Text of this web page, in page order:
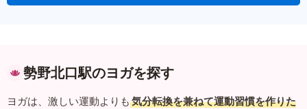
勢野北口駅のヨガを探す
ヨガは、激しい運動よりも 気分転換を兼ねて運動習慣を作りた